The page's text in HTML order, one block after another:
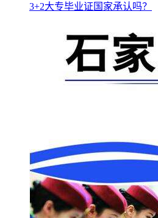
3+2大专毕业证国家承认吗？